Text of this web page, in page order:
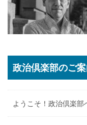
政治倶楽部のご
ようこそ！政治倶楽部